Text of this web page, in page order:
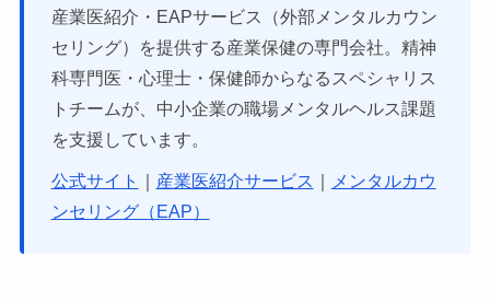
産業医紹介・EAPサービス（外部メンタルカウン
セリング）を提供する産業保健の専門会社。精神
科専門医・心理士・保健師からなるスペシャリス
トチームが、中小企業の職場メンタルヘルス課題
を支援しています。
公式サイト ｜ 産業医紹介サービス ｜
メンタルカウ
ンセリング（EAP）